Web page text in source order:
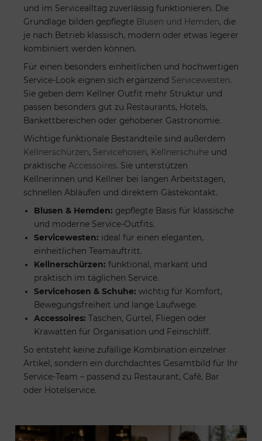
und im Servicealltag zuverlässig funktionieren. Die
Grundlage bilden gepflegte Blusen und Hemden, die
je nach Betrieb klassisch, modern oder etwas legerer
kombiniert werden können.
Für einen besonders einheitlichen und hochwertigen
Service-Look eignen sich ergänzend Servicewesten.
Sie geben dem Kellner Outfit mehr Struktur und
passen besonders gut zu Restaurants, Hotels,
Bankettbereichen oder gehobener Gastronomie.
Wichtige funktionale Bestandteile sind außerdem
Kellnerschürzen, Servicehosen, Kellnerschuhe und
praktische Accessoires. Sie unterstützen
Kellnerinnen und Kellner bei langen Arbeitstagen,
schnellen Abläufen und direktem Gästekontakt.
Blusen & Hemden: gepflegte Basis für klassische
und moderne Service-Outfits.
Servicewesten: ideal für einen eleganten,
einheitlichen Teamauftritt.
Kellnerschürzen: funktional, markant und
praktisch im täglichen Service.
Servicehosen & Schuhe: wichtig für Komfort,
Bewegungsfreiheit und lange Laufwege.
Accessoires: Taschen, Gürtel, Fliegen oder
Krawatten für Organisation und Feinschliff.
So entsteht keine zufällige Kombination einzelner
Artikel, sondern ein durchdachtes Gesamtbild für Ihr
Service-Team – passend zu Restaurant, Café, Bar
oder Hotelservice.